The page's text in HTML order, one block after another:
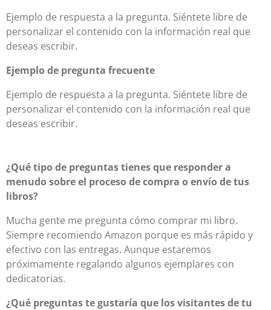
Ejemplo de respuesta a la pregunta. Siéntete libre de
personalizar el contenido con la información real que
deseas escribir.
Ejemplo de pregunta frecuente
Ejemplo de respuesta a la pregunta. Siéntete libre de
personalizar el contenido con la información real que
deseas escribir.
¿Qué tipo de preguntas tienes que responder a
menudo sobre el proceso de compra o envío de tus
libros?
Mucha gente me pregunta cómo comprar mi libro.
Siempre recomiendo Amazon porque es más rápido y
efectivo con las entregas. Aunque estaremos
próximamente regalando algunos ejemplares con
dedicatorias.
¿Qué preguntas te gustaría que los visitantes de tu